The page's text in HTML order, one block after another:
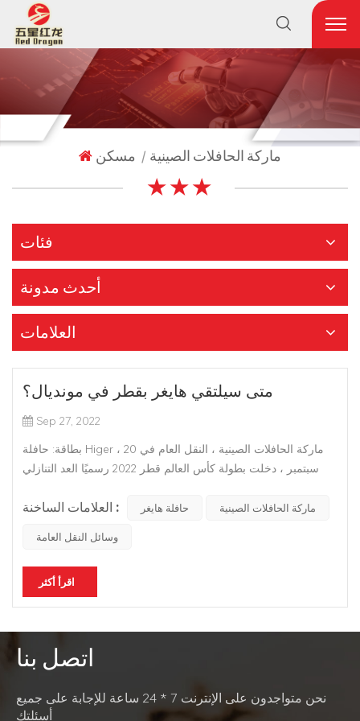
مسكن | ماركة الحافلات الصينية
★ ★ ★
فئات
أحدث مدونة
العلامات
متى سيلتقي هايغر بقطر في مونديال؟
Sep 27, 2022
بطاقة: حافلة Higer ، ماركة الحافلات الصينية ، النقل العام في 20
سبتمبر ، دخلت بطولة كأس العالم قطر 2022 رسميًا العد التنازلي
Bus ، المزود الرائد للأحداث الرياضية في العالم ، على أهبة الاستعداد.
العلامات الساخنة : حافلة هايغر
ماركة الحافلات الصينية
وسائل النقل العامة
اقرأ أكثر
اتصل بنا
نحن متواجدون على الإنترنت 7 * 24 ساعة للإجابة على جميع
أسئلتك